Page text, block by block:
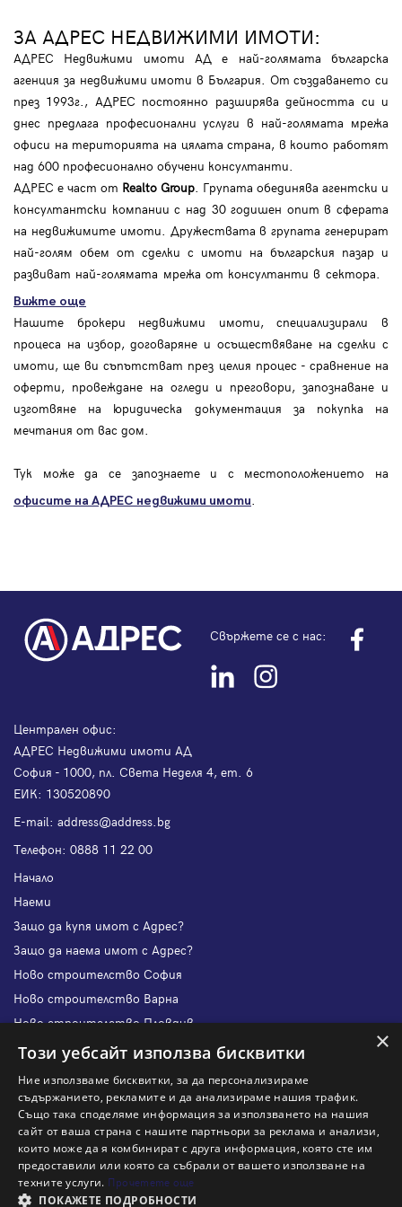
ЗА АДРЕС НЕДВИЖИМИ ИМОТИ:
АДРЕС Недвижими имоти АД е най-голямата българска
агенция за недвижими имоти в България. От създаването си
през 1993г., АДРЕС постоянно разширява дейността си и
днес предлага професионални услуги в най-голямата мрежа
офиси на територията на цялата страна, в които работят
над 600 професионално обучени консултанти.
АДРЕС е част от Realto Group . Групата обединява агентски и
консултантски компании с над 30 годишен опит в сферата
на недвижимите имоти. Дружествата в групата генерират
най-голям обем от сделки с имоти на българския пазар и
развиват най-голямата мрежа от консултанти в сектора.
Вижте още
Нашите брокери недвижими имоти, специализирали в
процеса на избор, договаряне и осъществяване на сделки с
имоти, ще ви съпътстват през целия процес - сравнение на
оферти, провеждане на огледи и преговори, запознаване и
изготвяне на юридическа документация за покупка на
мечтания от вас дом.
Тук може да се запознаете и с местоположението на
офисите на АДРЕС недвижими имоти
Свържете се с нас:
Централен офис:
АДРЕС Недвижими имоти АД
София - 1000, пл. Света Неделя 4, ет. 6
ЕИК: 130520890
Е-mail: address@address.bg
Телефон: 0888 11 22 00
Начало
Наеми
Защо да купя имот с Адрес?
Защо да наема имот с Адрес?
Ново строителство София
Ново строителство Варна
Ново строителство Пловдив
Ново строителство Бургас
Защо да отдам имот с Адрес?
Наши офиси
Кариери
Кои сме ние?
Франчайз
×
Този уебсайт използва бисквитки
Ние използваме бисквитки, за да персонализираме
съдържанието, рекламите и да анализираме нашия трафик.
Също така споделяме информация за използването на нашия
сайт от ваша страна с нашите партньори за реклама и анализи,
които може да я комбинират с друга информация, която сте им
предоставили или която са събрали от вашето използване на
техните услуги. Прочетете още
ПОКАЖЕТЕ ПОДРОБНОСТИ